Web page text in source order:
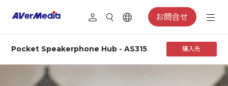
お問合せ
Pocket Speakerphone Hub - AS315 購入先